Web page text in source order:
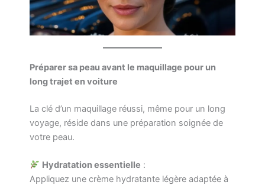
Préparer sa peau avant le maquillage pour un
long trajet en voiture
La clé d’un maquillage réussi, même pour un long
voyage, réside dans une préparation soignée de
votre peau.
Hydratation essentielle :
Appliquez une crème hydratante légère adaptée à